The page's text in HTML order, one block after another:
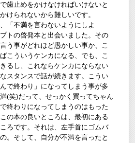
歯止めをかけなければいけないと
けられないから難しいです。
「不満を言わないようにしよ
トの啓発本と出会いました。その
う事がどれほど愚かしい事か、こ
こういうケンカになる、でも、こ
るし、これならケンカにならない
スタンスで話が続きます。こうい
で終わり」になってしまう事が多
(笑)だって、せっかく買ってちゃん
終わりになってしまうのはもった
の本の良いところは、最初にある
ろです。それは、左手首にゴムバ
。そして、自分が不満を言ったと